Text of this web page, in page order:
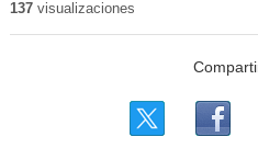
137visualizaciones